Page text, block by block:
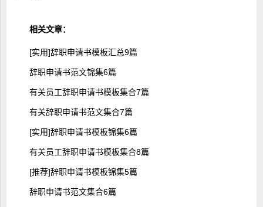
相关文章：
[实用]辞职申请书模板汇总9篇
辞职申请书范文锦集6篇
有关员工辞职申请书模板集合7篇
有关辞职申请书范文集合7篇
[实用]辞职申请书模板锦集6篇
有关员工辞职申请书模板集合8篇
[推荐]辞职申请书模板锦集5篇
辞职申请书范文集合6篇